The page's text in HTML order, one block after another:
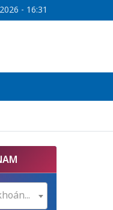
- 16:31